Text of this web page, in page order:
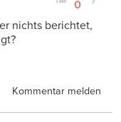
0
nichts berichtet,
Kommentar melden